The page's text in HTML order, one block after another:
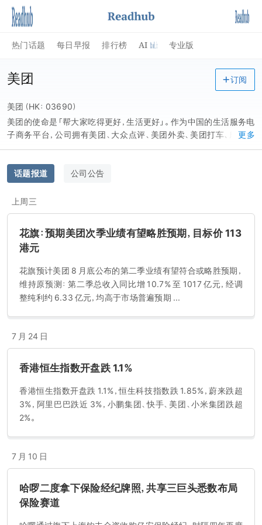
热门话题 每日早报 排行榜 AI 专业版
美团
美团（HK：03690）
美团的使命是「帮大家吃得更好，生活更好」。作为中国的生活服务电
子商务平台，公司拥有美团、大众点评、美团外卖、美团打车、摩拜单
车等消费者熟知的 App, 服务涵盖餐饮、外卖、打车、共享单车、酒店
市。2018 年 9 月 20 日，美团点评 (股票代码：3690.HK) 正式在港交
活更好」的公司使命。
更多
订阅
话题报道 公司公告
上周三
花旗：预期美团次季业绩有望略胜预期，目标价 113
港元
花旗预计美团 8 月底公布的第二季业绩有望符合或略胜预期，
维持原预测：第二季总收入同比增 10.7% 至 1017 亿元，经调
整纯利约 6.33 亿元，均高于市场普遍预期 ...
7 月 24 日
香港恒生指数开盘跌 1.1%
香港恒生指数开盘跌 1.1%，恒生科技指数跌 1.85%，蔚来跌超
3%，阿里巴巴跌近 3%，小鹏集团、快手、美团、小米集团跌超
2%。
7 月 10 日
哈啰二度拿下保险经纪牌照，共享三巨头悉数布局
保险赛道